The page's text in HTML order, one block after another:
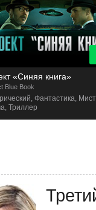
«Синяя книга»
Blue Book
Фантастика,
Триллер